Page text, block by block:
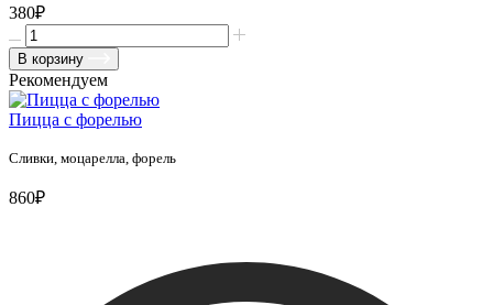
380₽
В корзину
Рекомендуем
Пицца с форелью
Сливки, моцарелла, форель
860₽